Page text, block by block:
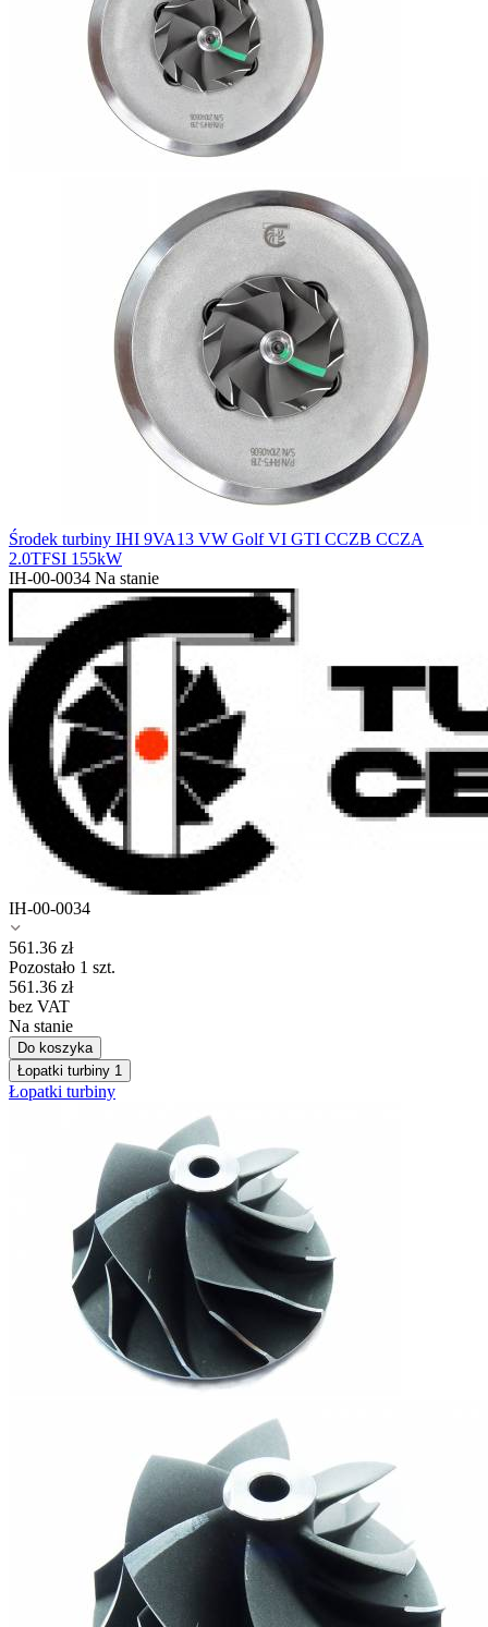
Środek turbiny IHI 9VA13 VW Golf VI GTI CCZB CCZA
2.0TFSI 155kW
IH-00-0034 Na stanie
IH-00-0034
561.36 zł
Pozostało 1 szt.
561.36 zł
bez VAT
Na stanie
Do koszyka
Łopatki turbiny 1
Łopatki turbiny